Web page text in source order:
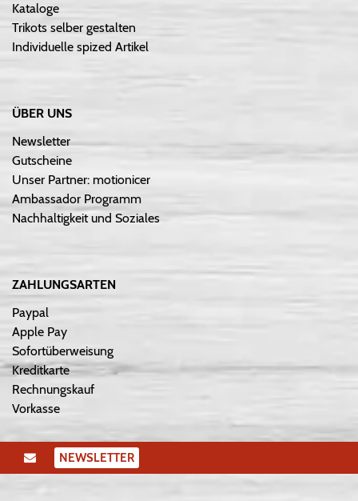
Kataloge
Trikots selber gestalten
Individuelle spized Artikel
ÜBER UNS
Newsletter
Gutscheine
Unser Partner: motionicer
Ambassador Programm
Nachhaltigkeit und Soziales
ZAHLUNGSARTEN
Paypal
Apple Pay
Sofortüberweisung
Kreditkarte
Rechnungskauf
Vorkasse
NEWSLETTER